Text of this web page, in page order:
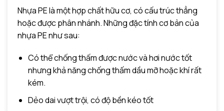
Nhựa PE là một hợp chất hữu cơ, có cấu trúc thẳng
hoặc được phân nhánh. Những đặc tính cơ bản của
nhựa PE như sau:
Có thể chống thấm được nước và hơi nước tốt
nhưng khả năng chống thấm dầu mỡ hoặc khí rất
kém.
Dẻo dai vượt trội, có độ bền kéo tốt